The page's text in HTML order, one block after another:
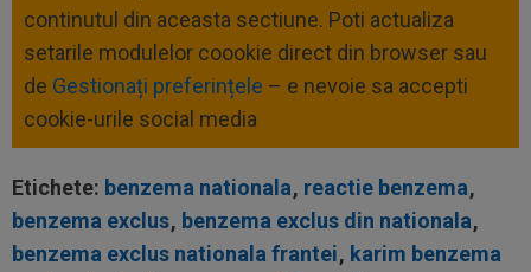
continutul din aceasta sectiune. Poti actualiza
setarile modulelor coookie direct din browser sau
de Gestionați preferințele – e nevoie sa accepti
cookie-urile social media
Etichete: benzema nationala, reactie benzema,
benzema exclus, benzema exclus din nationala,
benzema exclus nationala frantei, karim benzema